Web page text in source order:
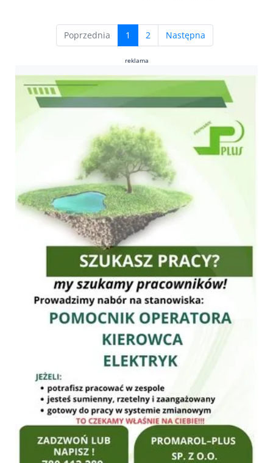
Poprzednia 1 (current)
2 Następna
reklama